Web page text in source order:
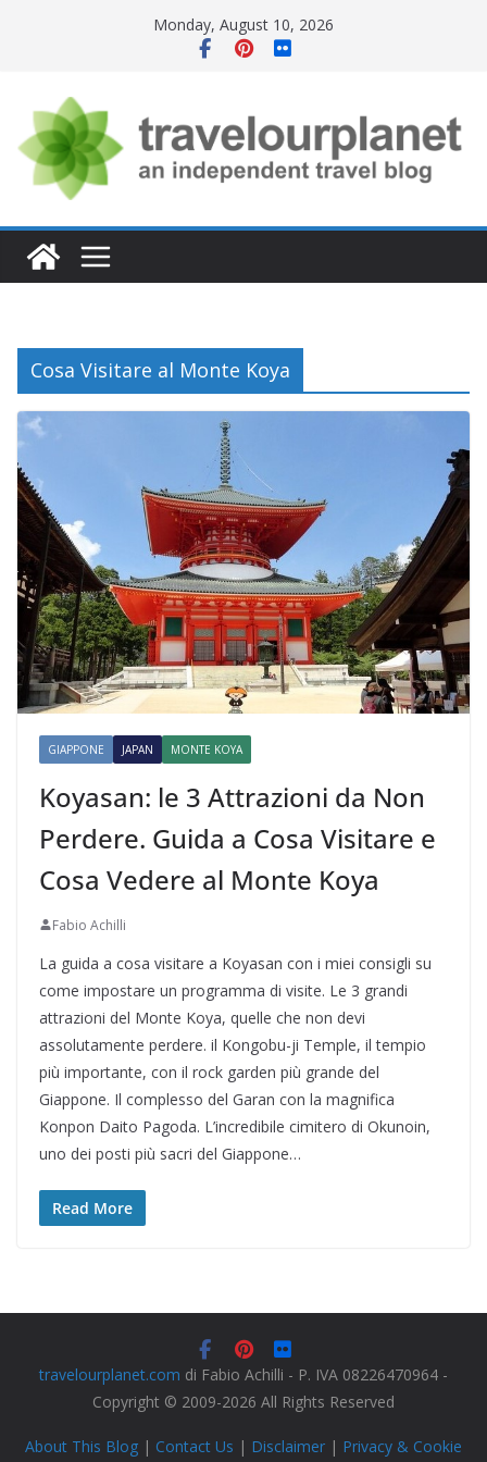
Monday, August 10, 2026
Cosa Visitare al Monte Koya
GIAPPONE JAPAN MONTE KOYA
Koyasan: le 3 Attrazioni da Non
Perdere. Guida a Cosa Visitare e
Cosa Vedere al Monte Koya
Fabio Achilli
La guida a cosa visitare a Koyasan con i miei consigli su
come impostare un programma di visite. Le 3 grandi
attrazioni del Monte Koya, quelle che non devi
assolutamente perdere. il Kongobu-ji Temple, il tempio
più importante, con il rock garden più grande del
Giappone. Il complesso del Garan con la magnifica
Konpon Daito Pagoda. L’incredibile cimitero di Okunoin,
uno dei posti più sacri del Giappone…
Read More
travelourplanet.com di Fabio Achilli - P. IVA 08226470964 -
Copyright © 2009-2026 All Rights Reserved
About This Blog | Contact Us | Disclaimer | Privacy & Cookie